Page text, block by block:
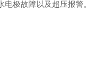
极故障以及超压报警。